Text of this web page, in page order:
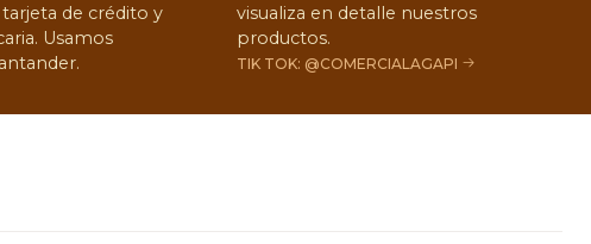
de crédito y
Usamos
visualiza en detalle nuestros
productos.
TIK TOK: @COMERCIALAGAPI